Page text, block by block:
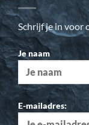
Schrijf je in voor
Je naam
E-mailadres: